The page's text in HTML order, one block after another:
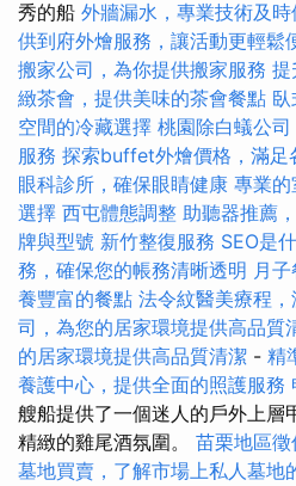
秀的船 外牆漏水，專業技術及
供到府外燴服務，讓活動更輕鬆
搬家公司，為你提供搬家服務 提
緻茶會，提供美味的茶會餐點
空間的冷藏選擇 桃園除白蟻公
服務 探索buffet外燴價格，滿足
眼科診所，確保眼睛健康 專業的
選擇 西屯體態調整 助聽器推薦
牌與型號 新竹整復服務 SEO是
務，確保您的帳務清晰透明 月
養豐富的餐點 法令紋醫美療程
司，為您的居家環境提供高品質
的居家環境提供高品質清潔 - 精
養護中心，提供全面的照護服務
艘船提供了一個迷人的戶外上層
精緻的雞尾酒氛圍。 苗栗地區
墓地買賣，了解市場上私人墓地